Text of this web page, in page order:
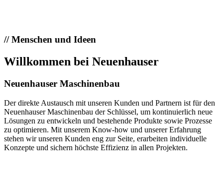
//Menschen und Ideen
Willkommen bei Neuenhauser
Neuenhauser Maschinenbau
Der direkte Austausch mit unseren Kunden und Partnern ist für den
Neuenhauser Maschinenbau der Schlüssel, um kontinuierlich neue
Lösungen zu entwickeln und bestehende Produkte sowie Prozesse
zu optimieren. Mit unserem Know-how und unserer Erfahrung
stehen wir unseren Kunden eng zur Seite, erarbeiten individuelle
Konzepte und sichern höchste Effizienz in allen Projekten.